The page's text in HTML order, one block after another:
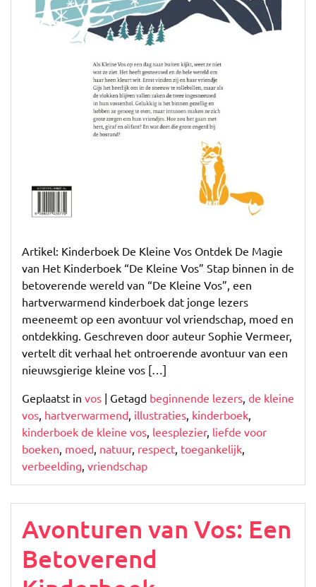
Kinderboek
‘De
Vos’
Artikel: Kinderboek De Kleine Vos Ontdek De Magie
van Het Kinderboek “De Kleine Vos” Stap binnen in de
betoverende wereld van “De Kleine Vos”, een
hartverwarmend kinderboek dat jonge lezers
meeneemt op een avontuur vol vriendschap, moed en
ontdekking. Geschreven door auteur Sophie Vermeer,
vertelt dit verhaal het ontroerende avontuur van een
nieuwsgierige kleine vos […]
Geplaatst in vos | Getagd beginnende lezers, de kleine
vos, hartverwarmend, illustraties, kinderboek,
kinderboek de kleine vos, leesplezier, liefde voor
boeken, moed, natuur, respect, toegankelijk,
verbeelding, vriendschap
Avonturen van Vos: Een
Betoverend